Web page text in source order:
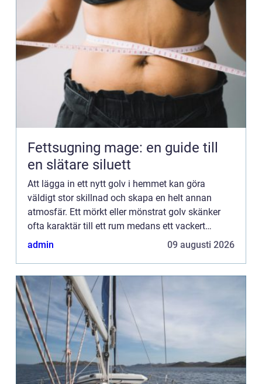
Fettsugning mage: en guide till
en slätare siluett
Att lägga in ett nytt golv i hemmet kan göra
väldigt stor skillnad och skapa en helt annan
atmosfär. Ett mörkt eller mönstrat golv skänker
ofta karaktär till ett rum medans ett vackert
trägolv kan ge en na...
admin 09 augusti 2026